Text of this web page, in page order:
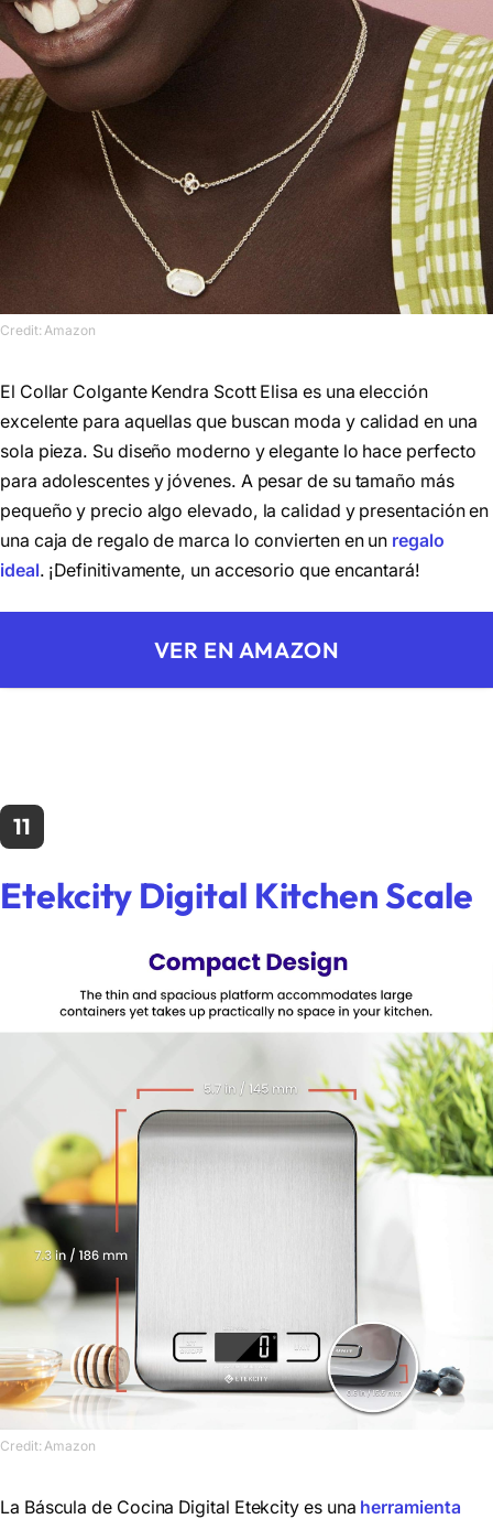
Credit: Amazon
El Collar Colgante Kendra Scott Elisa es una elección
excelente para aquellas que buscan moda y calidad en una
sola pieza. Su diseño moderno y elegante lo hace perfecto
para adolescentes y jóvenes. A pesar de su tamaño más
pequeño y precio algo elevado, la calidad y presentación en
una caja de regalo de marca lo convierten en un regalo
ideal. ¡Definitivamente, un accesorio que encantará!
VER EN AMAZON
11
Etekcity Digital Kitchen Scale
Credit: Amazon
La Báscula de Cocina Digital Etekcity es una herramienta